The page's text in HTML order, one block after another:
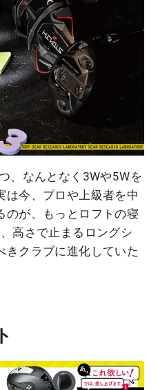
、なんとなく3Wや5Wを
は今、プロや上級者を中
のが、もっとロフトの寝
高さで止まるロングシ
きクラブに進化していた